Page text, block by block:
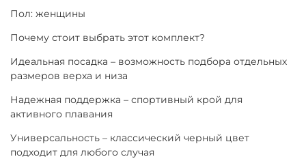
Пол: женщины
Почему стоит выбрать этот комплект?
Идеальная посадка – возможность подбора отдельных
размеров верха и низа
Надежная поддержка – спортивный крой для
активного плавания
Универсальность – классический черный цвет
подходит для любого случая